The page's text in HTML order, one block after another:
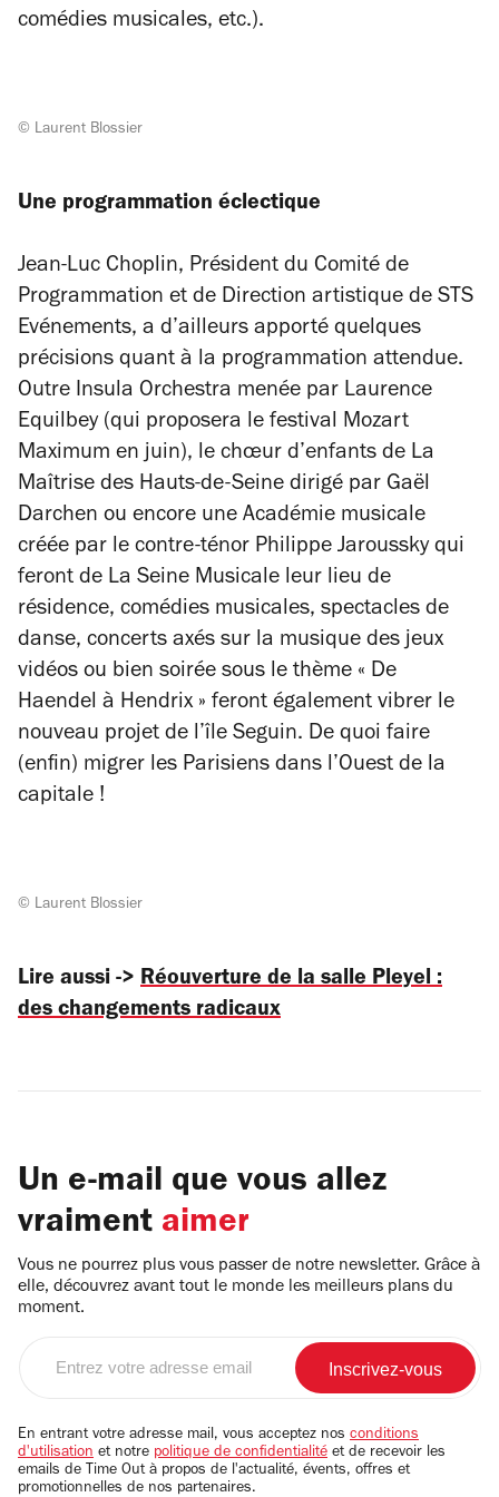
comédies musicales, etc.).
© Laurent Blossier
Une programmation éclectique
Jean-Luc Choplin, Président du Comité de
Programmation et de Direction artistique de STS
Evénements, a d’ailleurs apporté quelques
précisions quant à la programmation attendue.
Outre Insula Orchestra menée par Laurence
Equilbey (qui proposera le festival Mozart
Maximum en juin), le chœur d’enfants de La
Maîtrise des Hauts-de-Seine dirigé par Gaël
Darchen ou encore une Académie musicale
créée par le contre-ténor Philippe Jaroussky qui
feront de La Seine Musicale leur lieu de
résidence, comédies musicales, spectacles de
danse, concerts axés sur la musique des jeux
vidéos ou bien soirée sous le thème « De
Haendel à Hendrix » feront également vibrer le
nouveau projet de l’île Seguin. De quoi faire
(enfin) migrer les Parisiens dans l’Ouest de la
capitale !
© Laurent Blossier
Lire aussi -> Réouverture de la salle Pleyel :
des changements radicaux
Un e-mail que vous allez
vraiment aimer
Vous ne pourrez plus vous passer de notre newsletter. Grâce à
elle, découvrez avant tout le monde les meilleurs plans du
moment.
email
En entrant votre adresse mail, vous acceptez nos conditions
d'utilisation et notre politique de confidentialité et de recevoir les
emails de Time Out à propos de l'actualité, évents, offres et
promotionnelles de nos partenaires.